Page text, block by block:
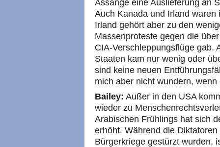
Assange eine Auslieferung an
Auch Kanada und Irland
Irland gehört aber zu den
Massenproteste gegen die
CIA-Verschleppungsflüge gab.
Staaten kam nur wenig oder
sind keine neuen
mich aber nicht wundern,
Bailey: Außer in den USA
wieder zu
Arabischen Frühlings hat sich
erhöht. Während die
Bürgerkriege gestürzt wurden,